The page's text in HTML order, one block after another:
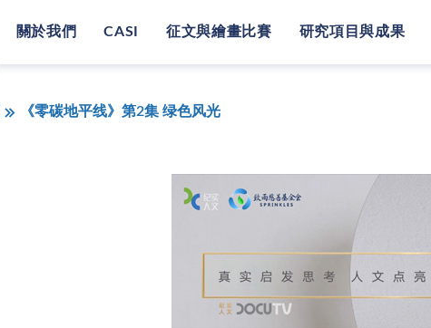
關於我們 CASI 征文與繪畫比賽 研究項目與成果
《零碳地平线》第2集 绿色风光